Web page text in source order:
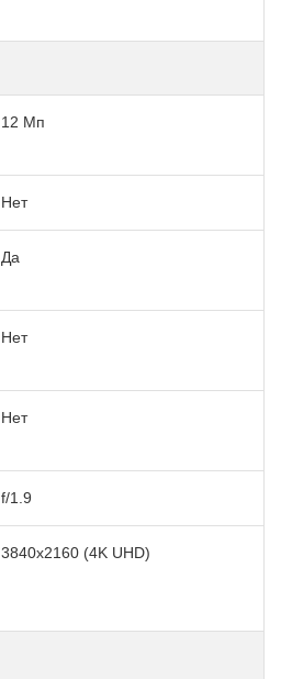
12 Мп
Нет
Да
Нет
Нет
f/1.9
3840x2160 (4K UHD)